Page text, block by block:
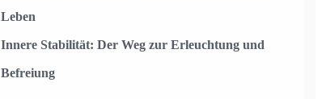
Leben
Innere Stabilität: Der Weg zur Erleuchtung und
Befreiung